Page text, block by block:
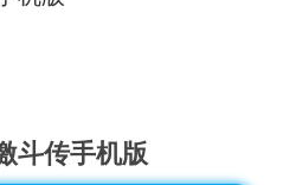
斗传手机版